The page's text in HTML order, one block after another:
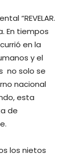
“REVELAR.
En tiempos
en la
y el
no solo se
nacional
esta
de
los nietos